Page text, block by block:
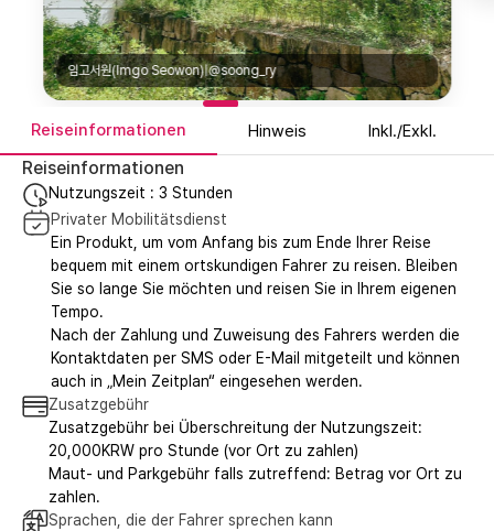
임고서원(Imgo Seowon)|@soong_ry
Reiseinformationen Hinweis Inkl./Exkl.
Reiseinformationen
Nutzungszeit : 3 Stunden
Privater Mobilitätsdienst
Ein Produkt, um vom Anfang bis zum Ende Ihrer Reise
bequem mit einem ortskundigen Fahrer zu reisen. Bleiben
Sie so lange Sie möchten und reisen Sie in Ihrem eigenen
Tempo.
Nach der Zahlung und Zuweisung des Fahrers werden die
Kontaktdaten per SMS oder E-Mail mitgeteilt und können
auch in „Mein Zeitplan“ eingesehen werden.
Zusatzgebühr
Zusatzgebühr bei Überschreitung der Nutzungszeit:
20,000KRW pro Stunde (vor Ort zu zahlen)
Maut- und Parkgebühr falls zutreffend: Betrag vor Ort zu
zahlen.
Sprachen, die der Fahrer sprechen kann